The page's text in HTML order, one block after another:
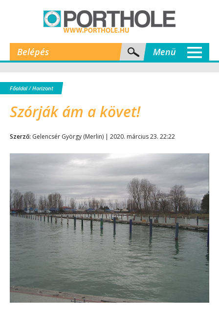
Belépés Menü
Főoldal/Horizont
Szórják ám a követ!
Szerző: Gelencsér György (Merlin) | 2020. március 23. 22:22